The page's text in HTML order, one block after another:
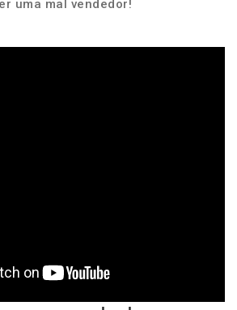
uma mal vendedor!